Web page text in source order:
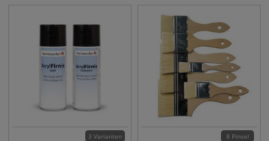
3 Varianten 8 Pinsel